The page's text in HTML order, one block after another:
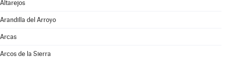
Altarejos
Arandilla del Arroyo
Arcas
Arcos de la Sierra